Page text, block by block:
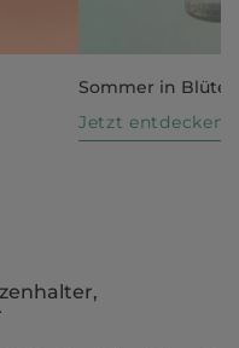
Sommer in Blüte
Jetzt entdecken